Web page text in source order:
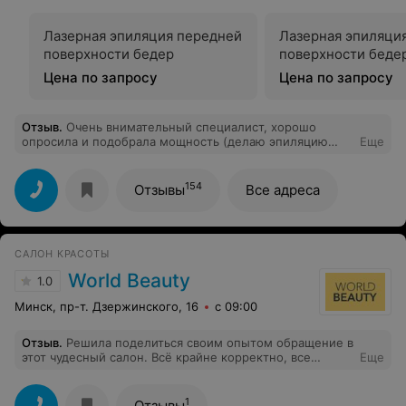
Лазерная эпиляция передней
поверхности бедер
Цена по запросу
Лазерная
поверхности
Цена по запросу
Отзыв. Очень внимательный специалист, хорошо
опросила и подобрала мощность (делаю эпиляцию
внимательно проработала все участки - спасибо за её
работу! Звёздочки только для специалиста, потому что
в Лесанте можно попасть и к плохому специалисту!
Лучше записываться к Лидии Александровне -
проверено!
Еще
Отзывы154 Все адреса
САЛОН КРАСОТЫ
1.0 World Beauty
Минск, пр-т. Дзержинского, 16 с 09:00
Отзыв. Решила поделиться своим опытом обращение в
этот чудесный салон. Всё крайне корректно, все
парикмахеру сделать стрижку и сложное окрашивание
и вот тут возникла проблема. Парикмахер сделала
Еще
1